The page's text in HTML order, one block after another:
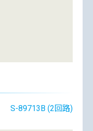
S-89713B (2回路)